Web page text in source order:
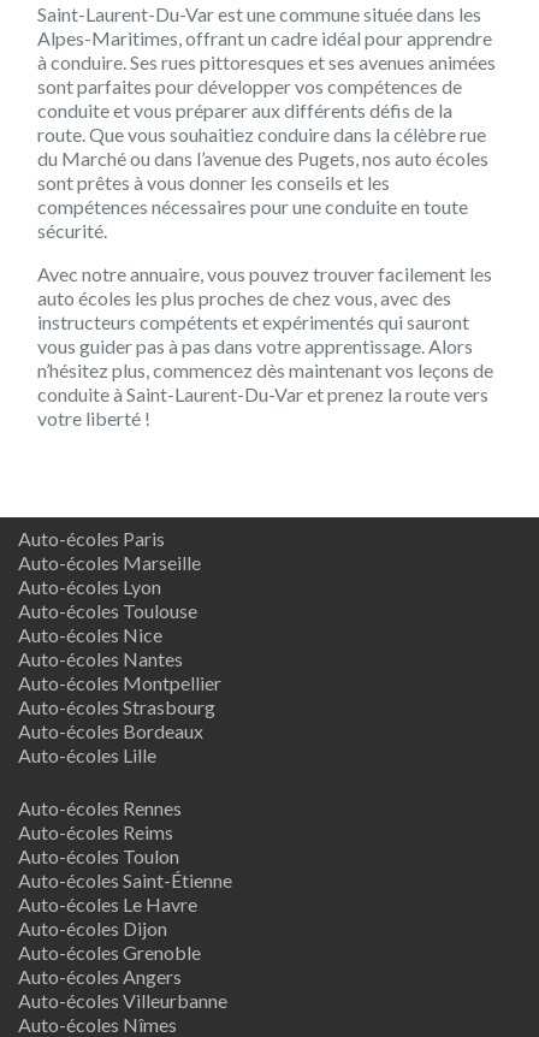
Saint-Laurent-Du-Var est une commune située dans les
Alpes-Maritimes, offrant un cadre idéal pour apprendre
à conduire. Ses rues pittoresques et ses avenues animées
sont parfaites pour développer vos compétences de
conduite et vous préparer aux différents défis de la
route. Que vous souhaitiez conduire dans la célèbre rue
du Marché ou dans l’avenue des Pugets, nos auto écoles
sont prêtes à vous donner les conseils et les
compétences nécessaires pour une conduite en toute
sécurité.
Avec notre annuaire, vous pouvez trouver facilement les
auto écoles les plus proches de chez vous, avec des
instructeurs compétents et expérimentés qui sauront
vous guider pas à pas dans votre apprentissage. Alors
n’hésitez plus, commencez dès maintenant vos leçons de
conduite à Saint-Laurent-Du-Var et prenez la route vers
votre liberté !
Auto-écoles Paris
Auto-écoles Marseille
Auto-écoles Lyon
Auto-écoles Toulouse
Auto-écoles Nice
Auto-écoles Nantes
Auto-écoles Montpellier
Auto-écoles Strasbourg
Auto-écoles Bordeaux
Auto-écoles Lille
Auto-écoles Rennes
Auto-écoles Reims
Auto-écoles Toulon
Auto-écoles Saint-Étienne
Auto-écoles Le Havre
Auto-écoles Dijon
Auto-écoles Grenoble
Auto-écoles Angers
Auto-écoles Villeurbanne
Auto-écoles Nîmes